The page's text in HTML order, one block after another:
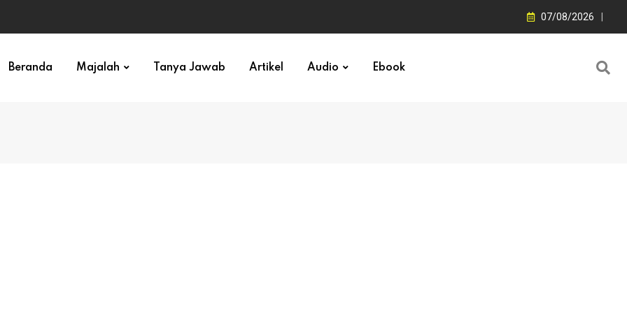
07/08/2026
Beranda Majalah Tanya Jawab Artikel Audio Ebook